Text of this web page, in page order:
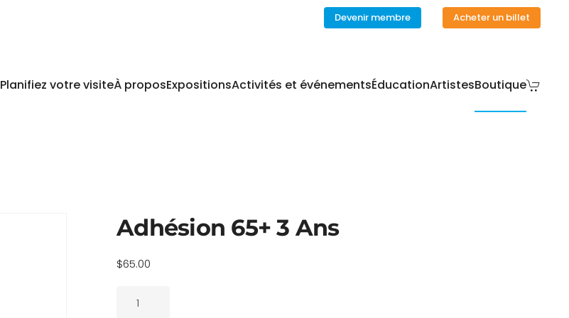
Devenir membre Acheter un billet
Planifiez votre visiteÀ proposExpositionsActivités et événementsÉducationArtistesBoutique
Adhésion 65+ 3 Ans
$65.00